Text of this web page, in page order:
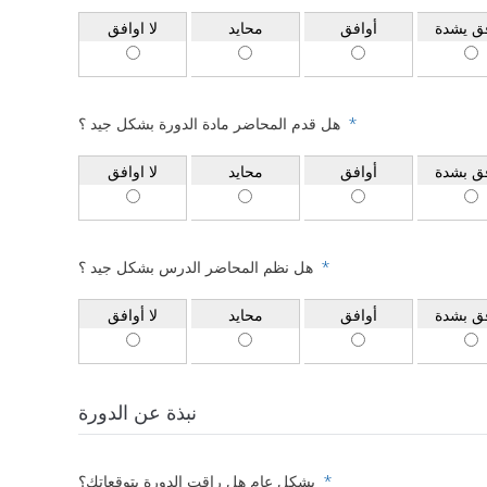
لا اوافق محايد أوافق يشدة
هل قدم المحاضر مادة الدورة بشكل جيد ؟ *
لا اوافق محايد أوافق بشدة
هل نظم المحاضر الدرس بشكل جيد ؟ *
لا أوافق محايد أوافق بشدة
نبذة عن الدورة
بشكل عام هل راقت الدورة بتوقعاتك؟ *